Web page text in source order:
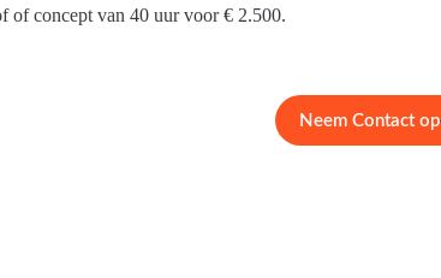
of concept van 40 uur voor € 2.500.
Neem Contact op